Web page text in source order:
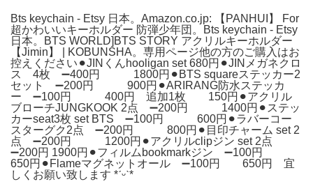
Bts keychain - Etsy 日本。Amazon.co.jp: 【PANHUI】 For
超かわいいキーホルダー 防弾少年団。Bts keychain - Etsy
日本。BTS WORLD]BTS STORY アクリルキーホルダー
【Jimin】 | KOBUNSHA。専用ページ他の方のご購入はお
控えください⚫︎JINくんhooligan set 680円⚫︎JINメガネクロ
ス 4枚 ➖400円 1800円⚫︎BTS squareステッカー2
セット ➖200円 900円⚫︎ARIRANG防水ステッカ
ー ➖100円 400円 追加1枚 150円⚫︎アクリル
ブローチJUNGKOOK 2点 ➖200円 1400円⚫︎ステッ
カーseat3枚 set BTS ➖100円 600円⚫︎ラバーコー
スターグク2点 ➖200円 800円⚫︎目印チャーム set 2
点 ➖200円 1200円⚫︎アクリルclipジン set 2点
➖200円 1900円⚫︎フィルムbookmarkジン ➖100円
650円⚫︎Flameマグネットオール ➖100円 650円 宜
しくお願い致します *ˊ⁠ᵕ⁠ˋ*